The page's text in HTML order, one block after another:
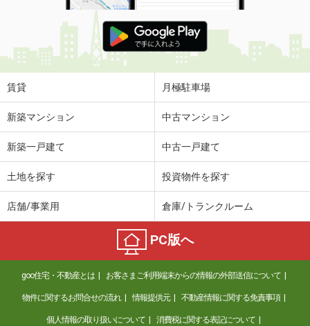
岩手県盛岡市高松３
価 格
5.10万円
住 所
岩手県盛岡市高松３
専有面積
岩手県一関市字北ほうりょう
5.60万円
岩手県紫波郡紫波町桜町字才土地
7.60万円
住 所
岩手県紫波郡紫波町桜町字才土地
専有面積 67.89m²
間取り
3LDK
岩手県紫波郡紫波町桜町字才土地
賃貸 月極駐車場
新築マンション 中古マンション
新築一戸建て 中古一戸建て
土地を探す 投資物件を探す
店舗/事業用 倉庫/トランクルーム
PC版へ
goo住宅・不動産とは お客さまご利用端末からの情報の外部送信について
物件に関するお問合せの流れ 情報提供元 不動産情報に関する免責事項
個人情報の取り扱いについて 消費税に関する表記について